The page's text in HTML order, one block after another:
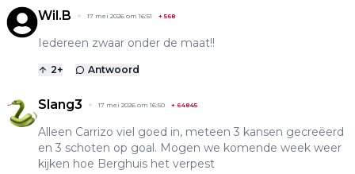
Wil.B 17 mei 2026 om 16:51 + 568
Iedereen zwaar onder de maat!!
2+ Antwoord
Slang3 17 mei 2026 om 16:50 + 64845
Alleen Carrizo viel goed in, meteen 3 kansen gecreëerd
en 3 schoten op goal. Mogen we komende week weer
kijken hoe Berghuis het verpest